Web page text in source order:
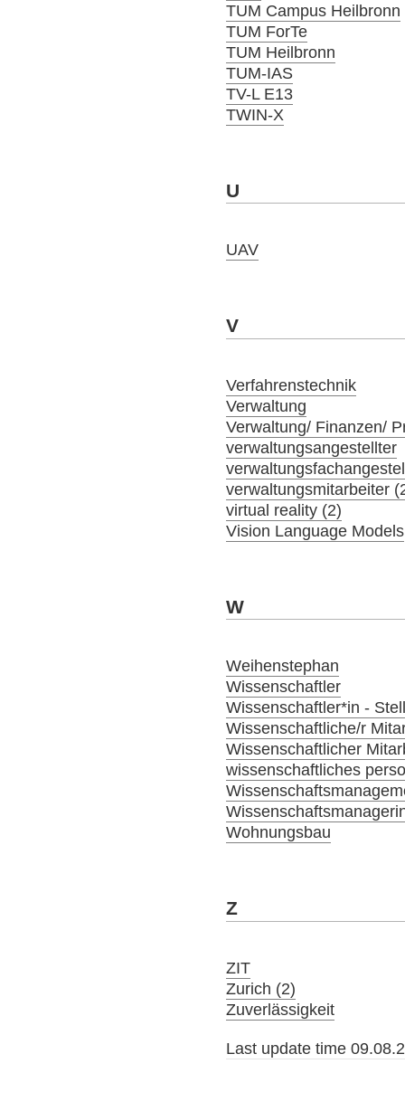
TUM Campus Heilbronn
TUM ForTe
TUM Heilbronn
TUM-IAS
TV-L E13
TWIN-X
U
UAV
V
Verfahrenstechnik
Verwaltung
Verwaltung/ Finanzen/
verwaltungsangestellter
verwaltungsmitarbeiter
virtual reality (2)
Vision Language Models
W
Weihenstephan
Wissenschaftler
Wissenschaftler*in -
Wissenschaftliche/r
Wissenschaftlicher
wissenschaftliches
Wohnungsbau
Z
ZIT
Zurich (2)
Zuverlässigkeit
Last update time